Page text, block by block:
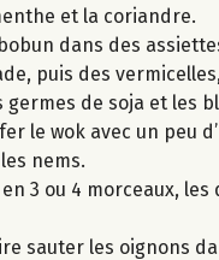
et la coriandre.
dans des
puis des
germes de soja et les
le wok avec un peu
nems.
3 ou 4 morceaux,
sauter les oignons